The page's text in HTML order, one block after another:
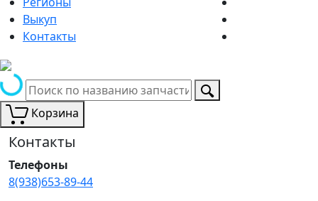
Выкуп
Контакты
Корзина
Контакты
Телефоны
8(938)653-89-44